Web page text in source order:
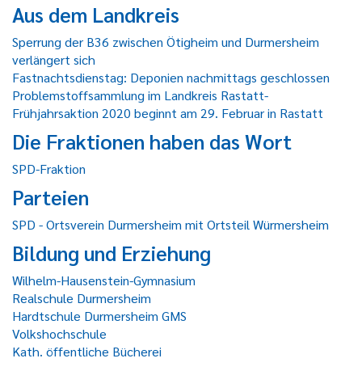
Aus dem Landkreis
Sperrung der B36 zwischen Ötigheim und Durmersheim
verlängert sich
Fastnachtsdienstag: Deponien nachmittags geschlossen
Problemstoffsammlung im Landkreis Rastatt-
Frühjahrsaktion 2020 beginnt am 29. Februar in Rastatt
Die Fraktionen haben das Wort
SPD-Fraktion
Parteien
SPD - Ortsverein Durmersheim mit Ortsteil Würmersheim
Bildung und Erziehung
Wilhelm-Hausenstein-Gymnasium
Realschule Durmersheim
Hardtschule Durmersheim GMS
Volkshochschule
Kath. öffentliche Bücherei